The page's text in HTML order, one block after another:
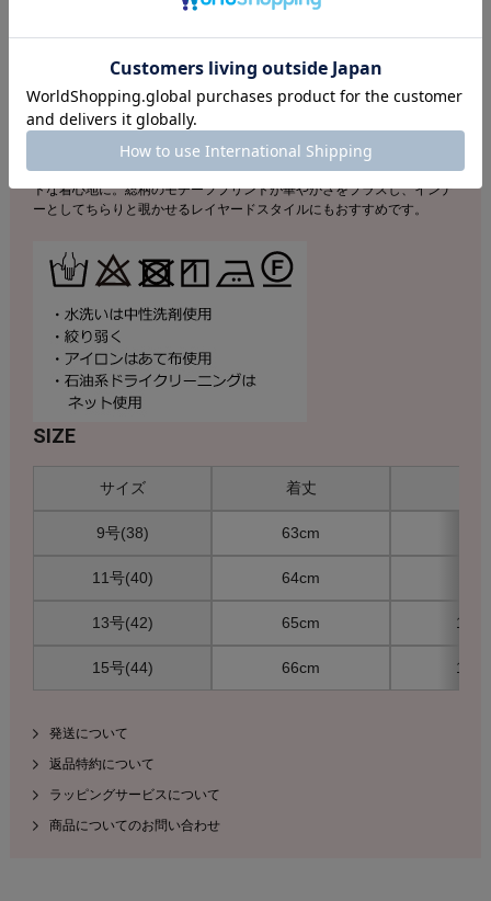
商品番号：S52G371837
素材：ポリエステル92％、ポリウレタン8％
ハイストレッチでフィット感の良いコンプレッションウェアとして活躍
してくれる長袖カットソー。アクティブな動作にも適応したラグランス
リーブやモックネックのソフトな仕様もこだわりのポイントです。フロ
ントにカーブさせて切り替えたシャープなシルエットがよりコンフォー
トな着心地に。総柄のモチーフプリントが華やかさをプラスし、インナ
ーとしてちらりと覗かせるレイヤードスタイルにもおすすめです。
SIZE
サイズ 着丈
9号(38) 63cm
11号(40) 64cm
13号(42) 65cm
15号(44) 66cm
発送について
返品特約について
ラッピングサービスについて
商品についてのお問い合わせ